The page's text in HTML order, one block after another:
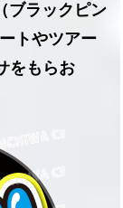
ブラックピン
トやツアー
をもらお